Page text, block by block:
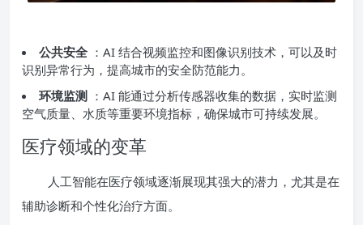
公共安全 ：AI 结合视频监控和图像识别技术，可以及时
识别异常行为，提高城市的安全防范能力。
环境监测 ：AI 能通过分析传感器收集的数据，实时监测
空气质量、水质等重要环境指标，确保城市可持续发展。
医疗领域的变革
人工智能在医疗领域逐渐展现其强大的潜力，尤其是在
辅助诊断和个性化治疗方面。